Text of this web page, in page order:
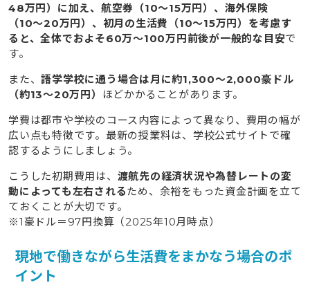
48万円）に加え、航空券（10〜15万円）、海外保険
（10〜20万円）、初月の生活費（10〜15万円）を考慮す
ると、全体でおよそ60万〜100万円前後が一般的な目安で
す。
また、語学学校に通う場合は月に約1,300〜2,000豪ドル
（約13〜20万円）
ほどかかることがあります。
学費は都市や学校のコース内容によって異なり、費用の幅が
広い点も特徴です。最新の授業料は、学校公式サイトで確
認するようにしましょう。
こうした初期費用は、 渡航先の経済状況や為替レートの変
動によっても左右されるため、余裕をもった資金計画を立て
ておくことが大切です。
※1豪ドル＝97円換算（2025年10月時点）
現地で働きながら生活費をまかなう場合のポ
イント